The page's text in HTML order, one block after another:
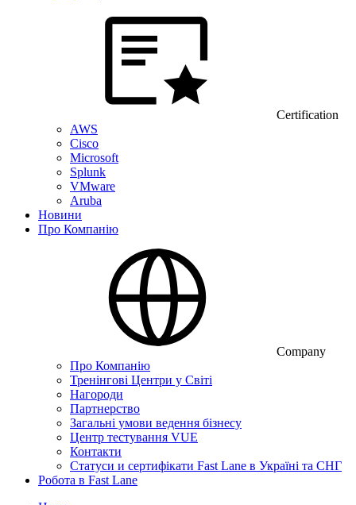
Certification
AWS
Cisco
Microsoft
Splunk
VMware
Aruba
Новини
Про Компанію
Company
Про Компанію
Тренінгові Центри у Світі
Нагороди
Партнерство
Загальні умови ведення бізнесу
Центр тестування VUE
Контакти
Статуси и сертифікати Fast Lane в Україні та СНГ
Робота в Fast Lane